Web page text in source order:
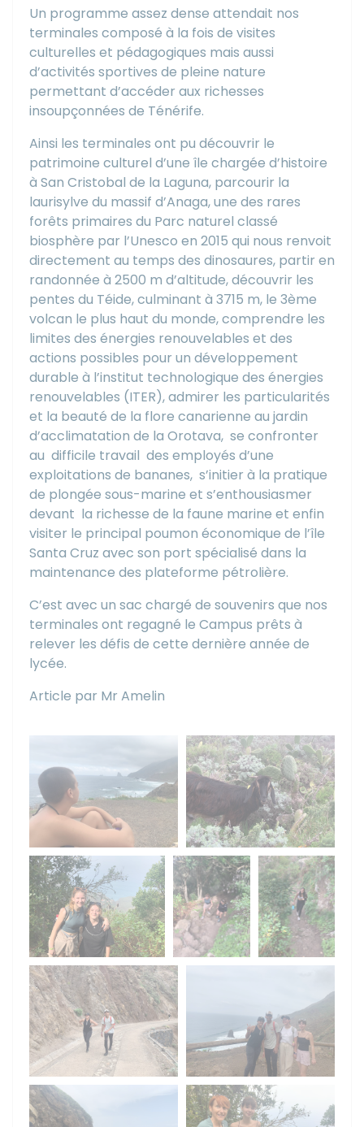
Un programme assez dense attendait nos
terminales composé à la fois de visites
culturelles et pédagogiques mais aussi
d’activités sportives de pleine nature
permettant d’accéder aux richesses
insoupçonnées de Ténérife.
Ainsi les terminales ont pu découvrir le
patrimoine culturel d’une île chargée d’histoire
à San Cristobal de la Laguna, parcourir la
laurisylve du massif d’Anaga, une des rares
forêts primaires du Parc naturel classé
biosphère par l’Unesco en 2015 qui nous renvoit
directement au temps des dinosaures, partir en
randonnée à 2500 m d’altitude, découvrir les
pentes du Téide, culminant à 3715 m, le 3ème
volcan le plus haut du monde, comprendre les
limites des énergies renouvelables et des
actions possibles pour un développement
durable à l’institut technologique des énergies
renouvelables (ITER), admirer les particularités
et la beauté de la flore canarienne au jardin
d’acclimatation de la Orotava, se confronter
au difficile travail des employés d’une
exploitations de bananes, s’initier à la pratique
de plongée sous-marine et s’enthousiasmer
devant la richesse de la faune marine et enfin
visiter le principal poumon économique de l’île
Santa Cruz avec son port spécialisé dans la
maintenance des plateforme pétrolière.
C’est avec un sac chargé de souvenirs que nos
terminales ont regagné le Campus prêts à
relever les défis de cette dernière année de
lycée.
Article par Mr Amelin